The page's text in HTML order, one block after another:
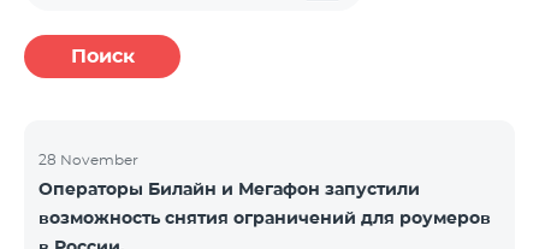
Поиск
28 November
Операторы Билайн и Мегафон запустили
возможность снятия ограничений для роумеров